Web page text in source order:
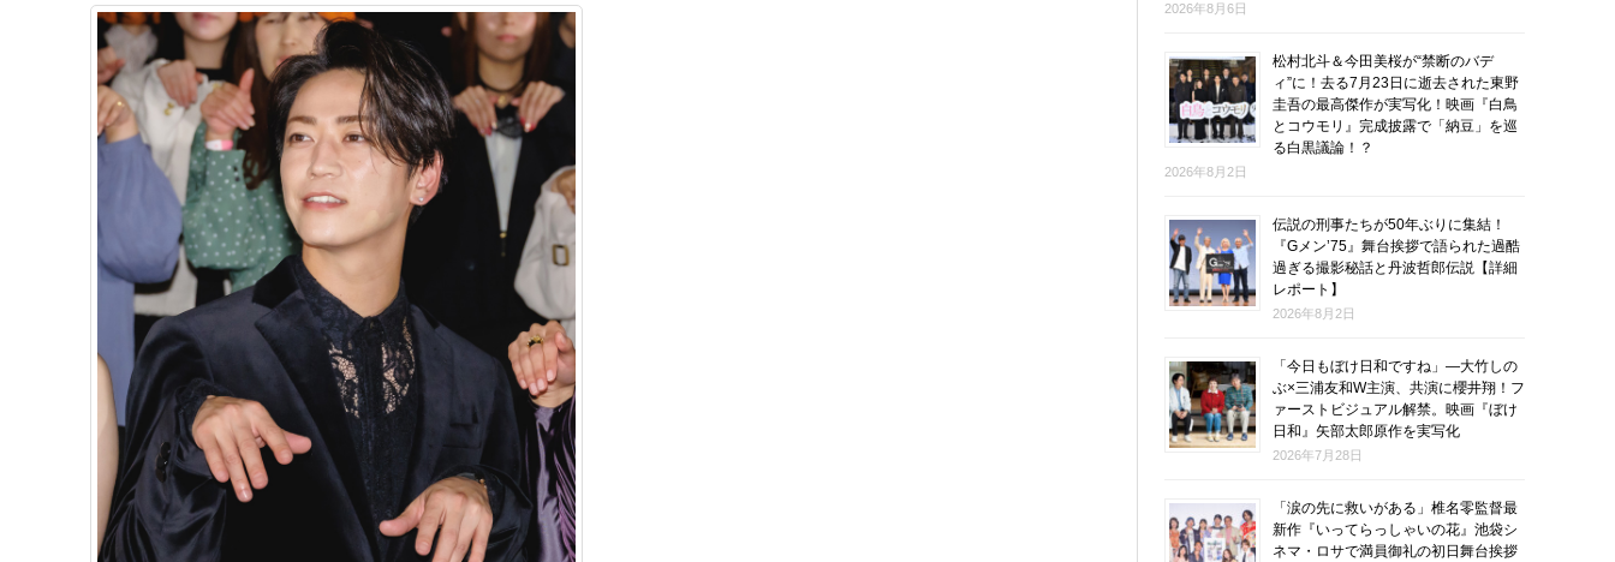
2026年8月6日
松村北斗＆今田美桜が“禁断のバデ
ィ”に！去る7月23日に逝去された東野
圭吾の最高傑作が実写化！映画『白鳥
とコウモリ』完成披露で「納豆」を巡
る白黒議論！？
2026年8月2日
伝説の刑事たちが50年ぶりに集結！
『Gメン’75』舞台挨拶で語られた過酷
過ぎる撮影秘話と丹波哲郎伝説【詳細
レポート】
2026年8月2日
「今日もぼけ日和ですね」―大竹しの
ぶ×三浦友和W主演、共演に櫻井翔！フ
ァーストビジュアル解禁。映画『ぼけ
日和』矢部太郎原作を実写化
2026年7月28日
「涙の先に救いがある」椎名零監督最
新作『いってらっしゃいの花』池袋シ
ネマ・ロサで満員御礼の初日舞台挨拶